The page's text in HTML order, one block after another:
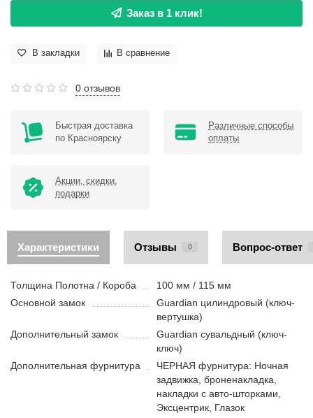
Заказ в 1 клик!
В закладки В сравнение
0 отзывов
Быстрая доставка
по Красноярску
Различные способы
оплаты
Акции, скидки,
подарки
Характеристики Отзывы 0 Вопрос-ответ
Толщина Полотна / Короба
100 мм / 115 мм
Основной замок
Guardian цилиндровый (ключ-
вертушка)
Дополнительный замок
Guardian сувальдный (ключ-
ключ)
Дополнительная фурнитура
ЧЕРНАЯ фурнитура: Ночная
задвижка, броненакладка,
накладки с авто-шторками,
Эксцентрик, Глазок